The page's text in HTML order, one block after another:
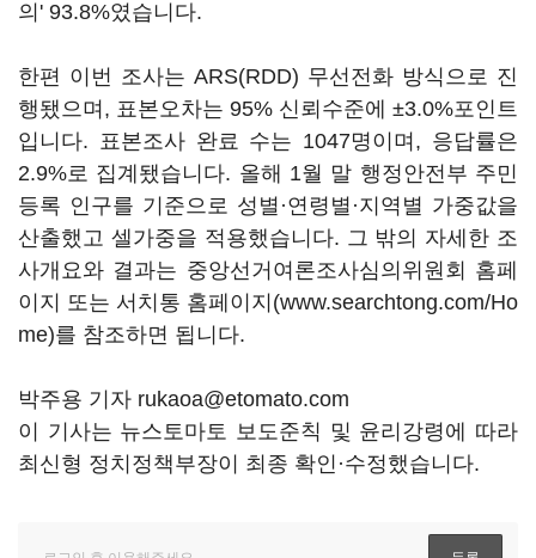
의' 93.8%였습니다.
한편 이번 조사는 ARS(RDD) 무선전화 방식으로 진
행됐으며, 표본오차는 95% 신뢰수준에 ±3.0%포인트
입니다. 표본조사 완료 수는 1047명이며, 응답률은
2.9%로 집계됐습니다. 올해 1월 말 행정안전부 주민
등록 인구를 기준으로 성별·연령별·지역별 가중값을
산출했고 셀가중을 적용했습니다. 그 밖의 자세한 조
사개요와 결과는 중앙선거여론조사심의위원회 홈페
이지 또는 서치통 홈페이지(www.searchtong.com/Ho
me)를 참조하면 됩니다.
박주용 기자 rukaoa@etomato.com
이 기사는 뉴스토마토 보도준칙 및 윤리강령에 따라
최신형 정치정책부장이 최종 확인·수정했습니다.